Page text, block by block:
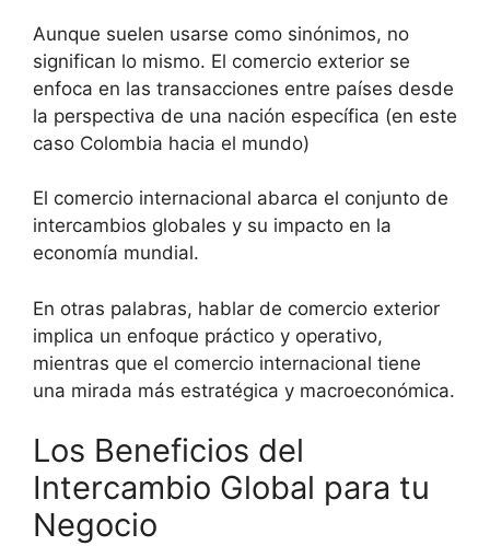
Aunque suelen usarse como sinónimos, no
significan lo mismo. El comercio exterior se
enfoca en las transacciones entre países desde
la perspectiva de una nación específica (en este
caso Colombia hacia el mundo)
El comercio internacional abarca el conjunto de
intercambios globales y su impacto en la
economía mundial.
En otras palabras, hablar de comercio exterior
implica un enfoque práctico y operativo,
mientras que el comercio internacional tiene
una mirada más estratégica y macroeconómica.
Los Beneficios del
Intercambio Global para tu
Negocio